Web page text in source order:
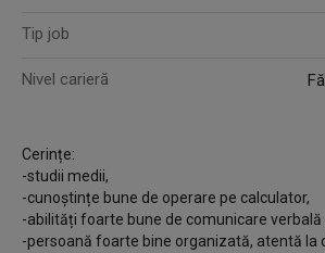
Tip job
Nivel carieră
Cerințe:
-studii medii,
-cunoștințe bune de operare pe calculator,
-abilități foarte bune de comunicare verbală
-persoană foarte bine organizată, atentă la